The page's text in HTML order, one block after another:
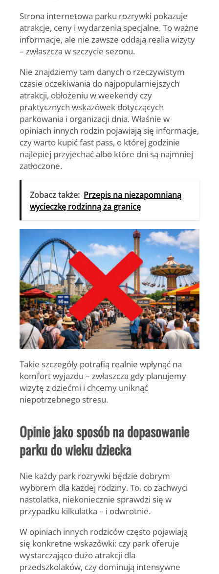
Strona internetowa parku rozrywki pokazuje
atrakcje, ceny i wydarzenia specjalne. To ważne
informacje, ale nie zawsze oddają realia wizyty
– zwłaszcza w szczycie sezonu.
Nie znajdziemy tam danych o rzeczywistym
czasie oczekiwania do najpopularniejszych
atrakcji, obłożeniu w weekendy czy
praktycznych wskazówek dotyczących
parkowania i organizacji dnia. Właśnie w
opiniach innych rodzin pojawiają się informacje,
czy warto kupić fast pass, o której godzinie
najlepiej przyjechać albo które dni są najmniej
zatłoczone.
Zobacz także: Przepis na niezapomnianą
wycieczkę rodzinną za granicę
Takie szczegóły potrafią realnie wpłynąć na
komfort wyjazdu – zwłaszcza gdy planujemy
wizytę z dziećmi i chcemy uniknąć
niepotrzebnego stresu.
Opinie jako sposób na dopasowanie
parku do wieku dziecka
Nie każdy park rozrywki będzie dobrym
wyborem dla każdej rodziny. To, co zachwyci
nastolatka, niekoniecznie sprawdzi się w
przypadku kilkulatka – i odwrotnie.
W opiniach innych rodziców często pojawiają
się konkretne wskazówki: czy park oferuje
wystarczająco dużo atrakcji dla
przedszkolaków, czy dominują intensywne